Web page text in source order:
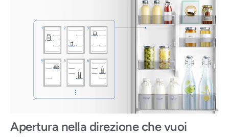
Apertura nella direzione che vuoi